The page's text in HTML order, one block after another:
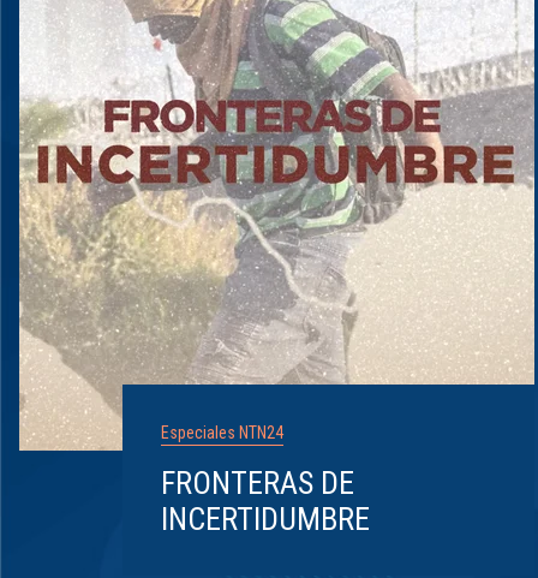
Especiales NTN24
FRONTERAS DE
INCERTIDUMBRE